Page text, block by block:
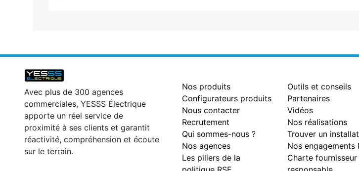
Avec plus de 300 agences
commerciales, YESSS Électrique
apporte un réel service de
proximité à ses clients et garantit
réactivité, compréhension et écoute
sur le terrain.
Nos produits
Configurateurs produits
Nous contacter
Recrutement
Qui sommes-nous ?
Nos agences
Les piliers de la
Outils et conseils
Partenaires
Vidéos
Nos réalisations
Trouver un
Nos engagements
Charte fournisseur